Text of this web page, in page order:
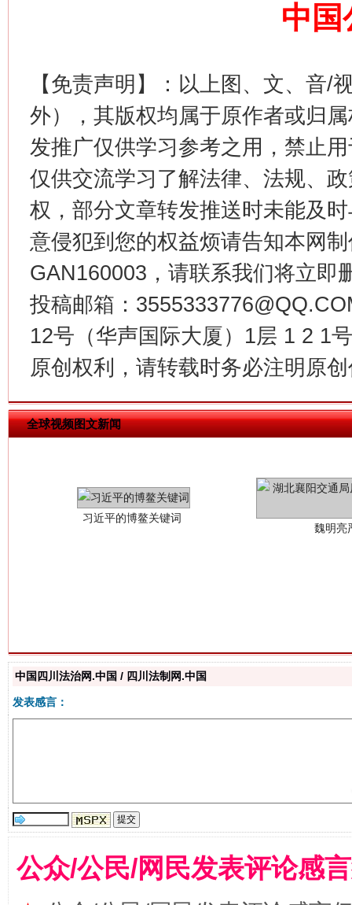
中国
【免责声明】：以上图、文、音/
外），其版权均属于原作者或归
发推广仅供学习参考之用，禁止
仅供交流学习了解法律、法规、
权，部分文章转发推送时未能及
意侵犯到您的权益烦请告知本网
GAN160003，请联系我们将立即
投稿邮箱：
12号（华声国际大厦）1层 1 2 1
原创权利，请转载时务必注明原
全球视频图文新闻
谢
在谋一域中谋全局
今
习近平的博鳌关键词
魏明亮
中国四川法治网.中国 / 四川法制网.中国
发表感言：
公众/公民/网民发表评论感